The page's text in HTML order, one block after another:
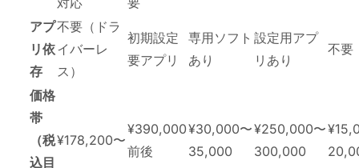
アプ
リ依
存
不要（ドラ
イバーレ
ス）
初期設定
要アプリ
専用ソフト
あり
設定用アプ
リあり
不要
価格
帯
（税
込目
¥178,200〜
¥390,000
前後
¥30,000〜
35,000
¥250,000〜
300,000